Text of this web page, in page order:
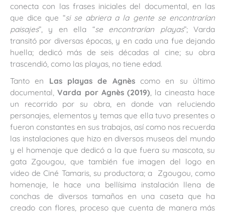
conecta con las frases iniciales del documental, en las
que dice que “si se abriera a la gente se encontrarían
paisajes”, y en ella “se encontrarían playas”; Varda
transitó por diversas épocas, y en cada una fue dejando
huella; dedicó más de seis décadas al cine; su obra
trascendió, como las playas, no tiene edad.
Tanto en Las playas de Agnès como en su último
documental,Varda por Agnès (2019) , la cineasta hace
un recorrido por su obra, en donde van reluciendo
personajes, elementos y temas que ella tuvo presentes o
fueron constantes en sus trabajos, así como nos recuerda
las instalaciones que hizo en diversos museos del mundo
y el homenaje que dedicó a la que fuera su mascota, su
gata Zgougou, que también fue imagen del logo en
video de Ciné Tamaris, su productora; a Zgougou, como
homenaje, le hace una bellísima instalación llena de
conchas de diversos tamaños en una caseta que ha
creado con flores, proceso que cuenta de manera más